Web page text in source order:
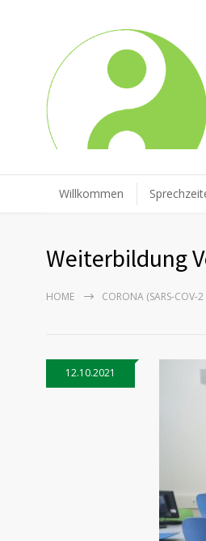
Willkommen
Weiterbildung
HOME CORONA (SARS-COV-
12.10.2021